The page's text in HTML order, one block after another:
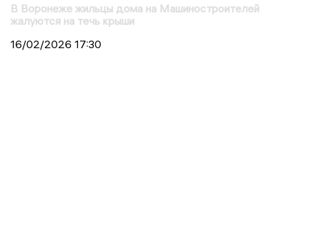
В Воронеже жильцы дома на Машиностроителей
жалуются на течь крыши
16/02/2026 17:30